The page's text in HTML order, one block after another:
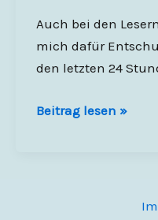
Auch bei den
mich dafür
den letzten 24
Entschuldigung
Beitrag lesen »